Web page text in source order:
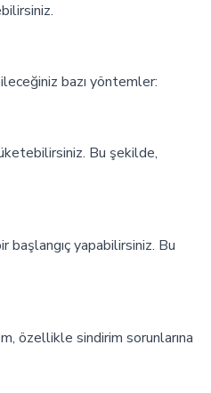
bazı yöntemler:
Bu şekilde,
başlangıç yapabilirsiniz. Bu
özellikle sindirim sorunlarına